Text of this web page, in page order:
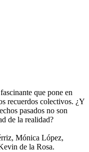
que pone en
recuerdos colectivos. ¿Y
pasados no son
de la realidad?
Mónica López,
de la Rosa.